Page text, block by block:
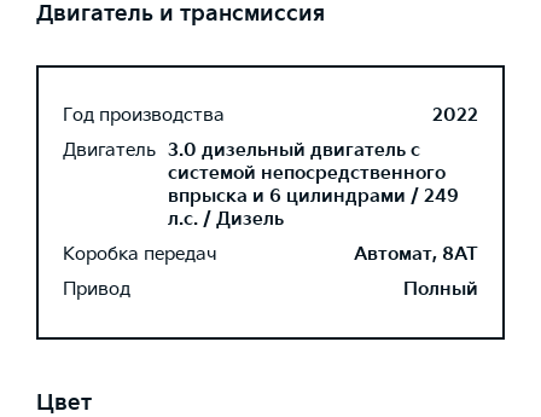
Двигатель и трансмиссия
Год производства
2022
Двигатель 3.0 дизельный двигатель с
системой непосредственного
впрыска и 6 цилиндрами / 249
л.с. / Дизель
Коробка передач
Автомат, 8AT
Привод
Полный
Цвет